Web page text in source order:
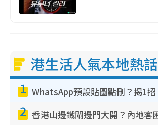
港生活人氣本地熱話
1
2